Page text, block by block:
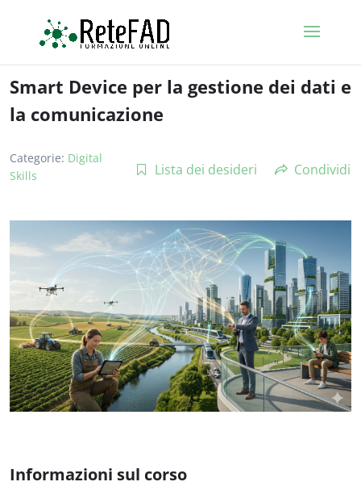
Smart Device per la gestione dei dati e
la comunicazione
Categorie: Digital
Skills
Lista dei desideri Condividi
Informazioni sul corso